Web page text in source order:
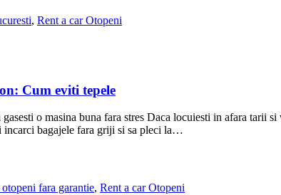
, Rent a car Otopeni
Cum eviti tepele
o masina buna fara stres Daca locuiesti in afara tarii
incarci bagajele fara griji si sa pleci la…
fara garantie, Rent a car Otopeni